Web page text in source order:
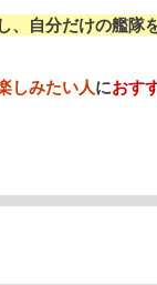
、自分だけの艦隊
しみたい人におす